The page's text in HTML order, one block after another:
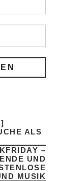
ALS
–
UND
MUSIK